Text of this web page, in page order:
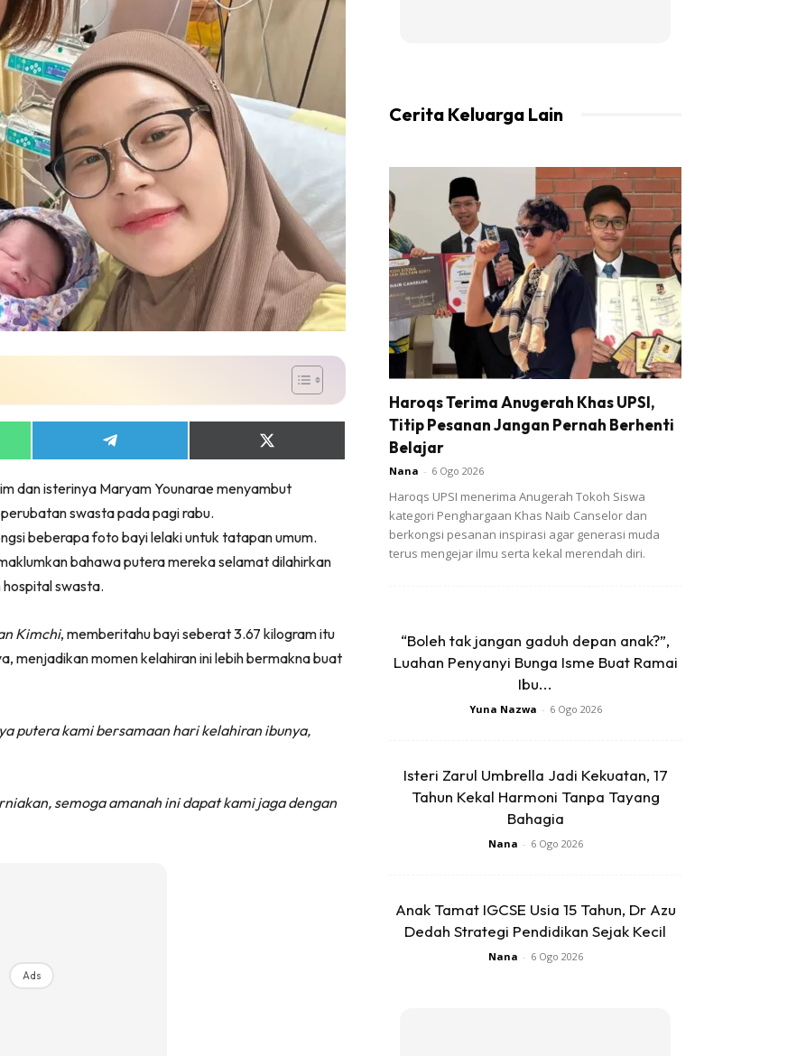
Share
on
Share
on
(Twitter)
dan isterinya Maryam Younarae menyambut
swasta pada pagi rabu.
beberapa foto bayi lelaki untuk tatapan umum.
bahawa putera mereka selamat dilahirkan
swasta.
Kimchi, memberitahu bayi seberat 3.67 kilogram itu
menjadikan momen kelahiran ini lebih bermakna buat
putera kami bersamaan hari kelahiran ibunya,
semoga amanah ini dapat kami jaga dengan
Ads
Cerita Keluarga Lain
Haroqs Terima Anugerah Khas UPSI,
Titip Pesanan Jangan Pernah Berhenti
Belajar
Nana - 6 Ogo 2026
Haroqs UPSI menerima Anugerah Tokoh Siswa
kategori Penghargaan Khas Naib Canselor dan
berkongsi pesanan inspirasi agar generasi muda
terus mengejar ilmu serta kekal merendah diri.
“Boleh tak jangan gaduh depan anak?”,
Luahan Penyanyi Bunga Isme Buat Ramai
Ibu...
Yuna Nazwa - 6 Ogo 2026
Isteri Zarul Umbrella Jadi Kekuatan, 17
Tahun Kekal Harmoni Tanpa Tayang
Bahagia
Nana - 6 Ogo 2026
Anak Tamat IGCSE Usia 15 Tahun, Dr Azu
Dedah Strategi Pendidikan Sejak Kecil
Nana - 6 Ogo 2026